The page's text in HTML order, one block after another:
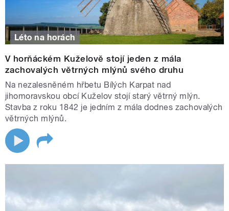
Léto na horách
V horňáckém Kuželově stojí jeden z mála
zachovalých větrných mlýnů svého druhu
Na nezalesněném hřbetu Bílých Karpat nad
jihomoravskou obcí Kuželov stojí starý větrný mlýn.
Stavba z roku 1842 je jedním z mála dodnes zachovalých
větrných mlýnů.